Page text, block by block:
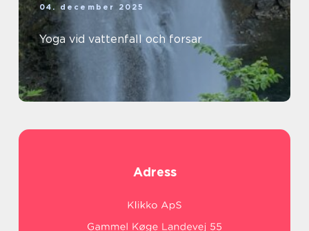
04. december 2025
Yoga vid vattenfall och forsar
Adress